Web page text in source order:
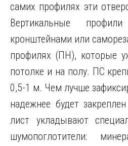
самих профилях эти
Вертикальные
кронштейнами или
профилях (ПН), которые
потолке и на полу. ПС
0,5-1 м. Чем лучше
надежнее будет
лист укладывают
шумопоглотители: